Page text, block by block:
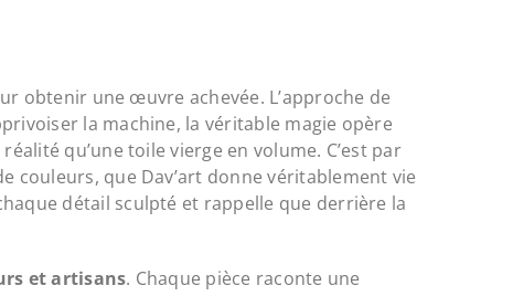
obtenir une œuvre achevée. L’approche de
la machine, la véritable magie opère
qu’une toile vierge en volume. C’est par
couleurs, que Dav’art donne véritablement vie
détail sculpté et rappelle que derrière la
et artisans. Chaque pièce raconte une